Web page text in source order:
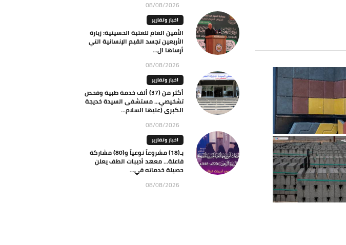
08/08/2026
اخبار وتقارير
الأمين العام للعتبة الحسينية: زيارة
الأربعين تجسد القيم الإنسانية التي
أرساها ال...
08/08/2026
اخبار وتقارير
أكثر من (37) ألف خدمة طبية وفحص
تشخيصي… مستشفى السيدة خديجة
الكبرى (عليها السلام...
08/08/2026
اخبار وتقارير
بـ(18) مشروعاً نوعياً و(80) مشاركة
فاعلة… معهد أديبات الطف يعلن
حصيلة خدماته في...
08/08/2026